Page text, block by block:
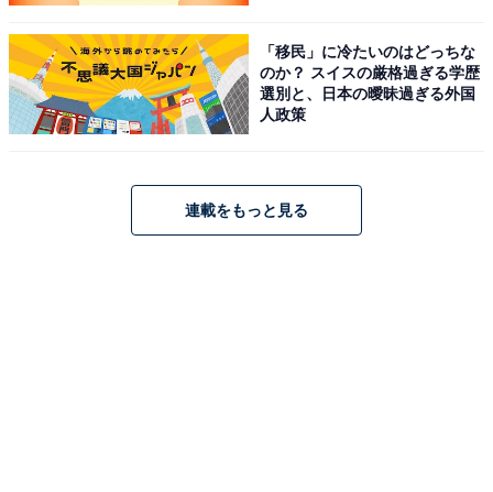
「移民」に冷たいのはどっちな
のか？ スイスの厳格過ぎる学歴
選別と、日本の曖昧過ぎる外国
人政策
連載をもっと見る